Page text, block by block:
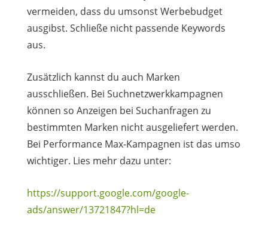
vermeiden, dass du umsonst Werbebudget
ausgibst. Schließe nicht passende Keywords
aus.
Zusätzlich kannst du auch Marken
ausschließen. Bei Suchnetzwerkkampagnen
können so Anzeigen bei Suchanfragen zu
bestimmten Marken nicht ausgeliefert werden.
Bei Performance Max-Kampagnen ist das umso
wichtiger. Lies mehr dazu unter:
https://support.google.com/google-
ads/answer/13721847?hl=de